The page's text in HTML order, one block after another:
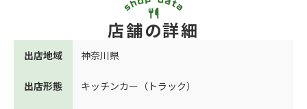
店舗の詳細
出店地域 神奈川県
出店形態 キッチンカー（トラック）